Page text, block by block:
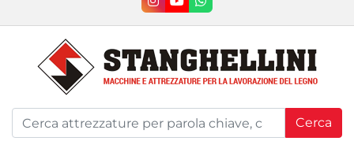
instagram
youtubewhatsapp
Cerca